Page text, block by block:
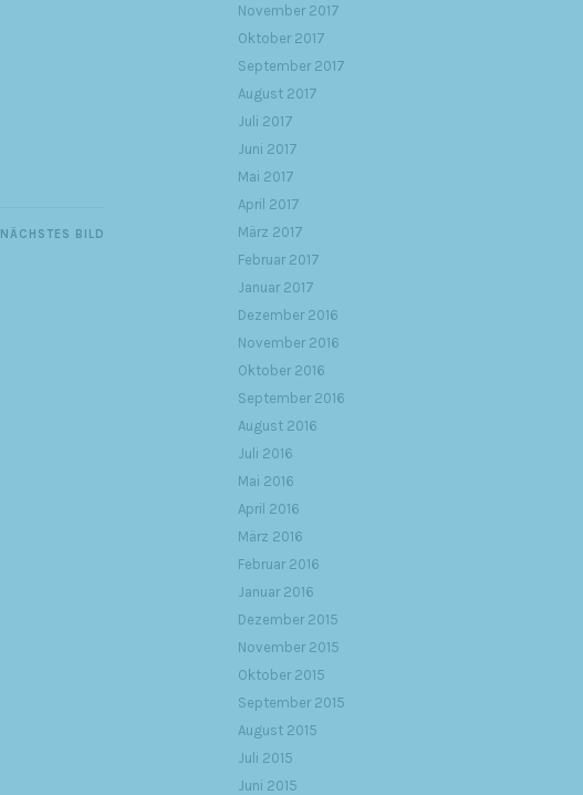
NÄCHSTES BILD
November 2017
Oktober 2017
September 2017
August 2017
Juli 2017
Juni 2017
Mai 2017
April 2017
März 2017
Februar 2017
Januar 2017
Dezember 2016
November 2016
Oktober 2016
September 2016
August 2016
Juli 2016
Mai 2016
April 2016
März 2016
Februar 2016
Januar 2016
Dezember 2015
November 2015
Oktober 2015
September 2015
August 2015
Juli 2015
Juni 2015